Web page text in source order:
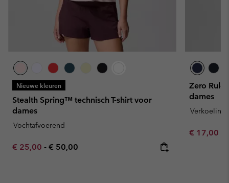
Nieuwe kleuren
Stealth Spring™ technisch T-shirt voor
dames
Vochtafvoerend
Minimum sale price:
€ 25,00 - Maximum price:
€ 50,00
Zero
dames
Verkoeling
Minimum
€ 17,00